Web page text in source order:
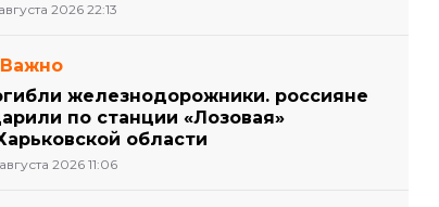
2026 22:13
Важно
железнодорожники. россияне
по станции «Лозовая»
области
2026 11:06